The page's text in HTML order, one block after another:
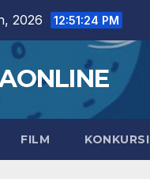
2026 12:51:25 PM
FILM KONKURSI